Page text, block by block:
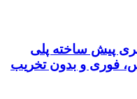
پیش ساخته پلی
فوری و بدون تخریب